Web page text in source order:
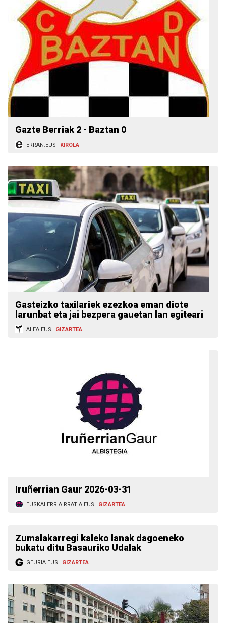
Gazte Berriak 2 - Baztan 0
ERRAN.EUS KIROLA
Gasteizko taxilariek ezezkoa eman diote
larunbat eta jai bezpera gauetan lan egiteari
ALEA.EUS GIZARTEA
Iruñerrian Gaur 2026-03-31
EUSKALERRIAIRRATIA.EUS GIZARTEA
Zumalakarregi kaleko lanak dagoeneko
bukatu ditu Basauriko Udalak
GEURIA.EUS GIZARTEA